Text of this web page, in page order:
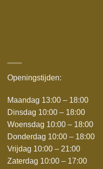
Openingstijden:
Maandag 13:00 – 18:00
Dinsdag 10:00 – 18:00
Woensdag 10:00 – 18:00
Donderdag 10:00 – 18:00
Vrijdag 10:00 – 21:00
Zaterdag 10:00 – 17:00